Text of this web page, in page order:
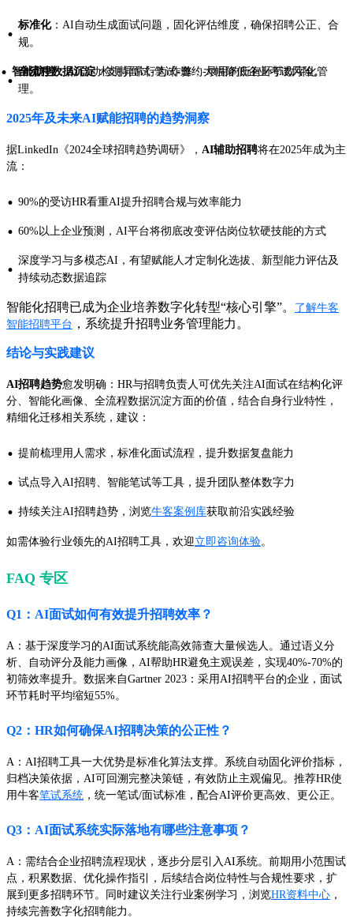
· 标准化：AI自动生成面试问题，固化评估维度，确保招聘公正、合
规。
· 智能防控：AI自动检测异常行为/作弊，大幅降低企业考试风险。
· 全流程数据沉淀：支持面试-笔试-邀约-录用的所有环节数字化管
理。
2025年及未来AI赋能招聘的趋势洞察
据LinkedIn《2024全球招聘趋势调研》， AI辅助招聘将在2025年成为主
流：
· 90%的受访HR看重AI提升招聘合规与效率能力
· 60%以上企业预测，AI平台将彻底改变评估岗位软硬技能的方式
· 深度学习与多模态AI，有望赋能人才定制化选拔、新型能力评估及
持续动态数据追踪
智能化招聘已成为企业培养数字化转型“核心引擎”。
了解牛客
智能招聘平台 ，系统提升招聘业务管理能力。
结论与实践建议
AI招聘趋势愈发明确：HR与招聘负责人可优先关注AI面试在结构化评
分、智能化画像、全流程数据沉淀方面的价值，结合自身行业特性，
精细化迁移相关系统，建议：
· 提前梳理用人需求，标准化面试流程，提升数据复盘能力
· 试点导入AI招聘、智能笔试等工具，提升团队整体数字力
· 持续关注AI招聘趋势，浏览牛客案例库获取前沿实践经验
如需体验行业领先的AI招聘工具，欢迎立即咨询体验。
FAQ 专区
Q1：AI面试如何有效提升招聘效率？
A：基于深度学习的AI面试系统能高效筛查大量候选人。通过语义分
析、自动评分及能力画像，AI帮助HR避免主观误差，实现40%-70%的
初筛效率提升。数据来自Gartner 2023：采用AI招聘平台的企业，面试
环节耗时平均缩短55%。
Q2：HR如何确保AI招聘决策的公正性？
A：AI招聘工具一大优势是标准化算法支撑。系统自动固化评价指标，
归档决策依据，AI可回溯完整决策链，有效防止主观偏见。推荐HR使
用牛客笔试系统 ，统一笔试/面试标准，配合AI评价更高效、更公正。
Q3：AI面试系统实际落地有哪些注意事项？
A：需结合企业招聘流程现状，逐步分层引入AI系统。前期用小范围试
点，积累数据、优化操作指引，后续结合岗位特性与合规性要求，扩
展到更多招聘环节。同时建议关注行业案例学习，浏览HR资料中心 ，
持续完善数字化招聘能力。